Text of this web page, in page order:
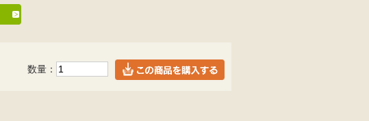
数量：